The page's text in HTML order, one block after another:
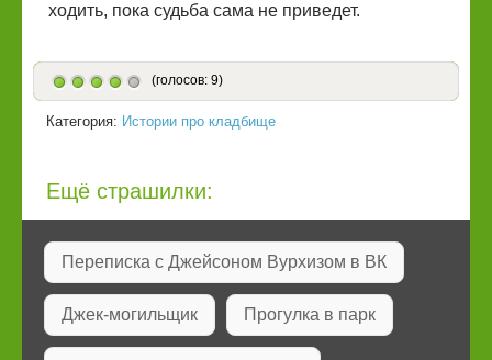
ходить, пока судьба сама не приведет.
(голосов: 9)
Категория: Истории про кладбище
Ещё страшилки:
Переписка с Джейсоном Вурхизом в ВК
Джек-могильщик Прогулка в парк